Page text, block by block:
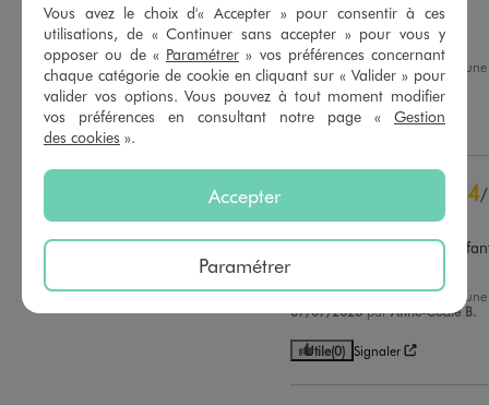
3 étoiles
2étoiles
0
1étoile 0
Trier les avis
Très bon produit
Avis du 23/07/2026
, suite à
10/07/2026 parBrigitte M.
Utile(0) Signaler
4/
Avis vérifié et récompensé
Un petit grand pour un
Avis du20/07/2026 , suite à
07/07/2026 parAnne-Cécile B.
Utile(0) Signaler
Vous avez le choix d'« Accepter » pour consentir à ces
utilisations, de « Continuer sans accepter » pour vous y
opposer ou de « Paramétrer » vos préférences concernant
chaque catégorie de cookie en cliquant sur « Valider » pour
valider vos options. Vous pouvez à tout moment modifier
vos préférences en consultant notre page « Gestion
des cookies ».
Accepter
Paramétrer